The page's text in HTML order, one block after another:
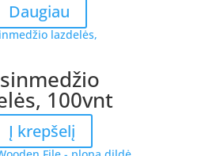
Daugiau
100vnt
Į krepšelį